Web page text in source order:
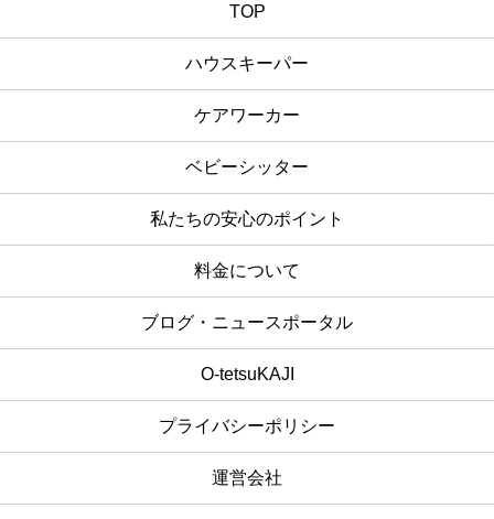
TOP
ハウスキーパー
ケアワーカー
ベビーシッター
私たちの安心のポイント
料金について
ブログ・ニュースポータル
O-tetsuKAJI
プライバシーポリシー
運営会社